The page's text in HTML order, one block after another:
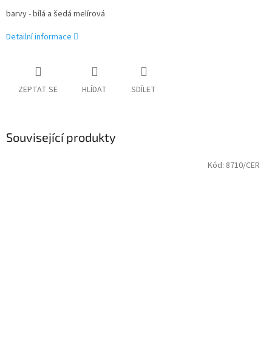
barvy - bílá a šedá melírová
Detailní informace
ZEPTAT SE HLÍDAT SDÍLET
Související produkty
Kód: 8710/CER